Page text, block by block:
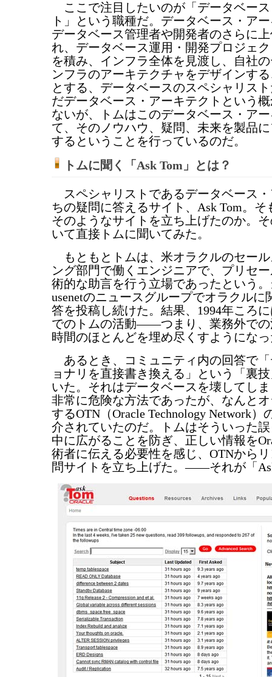
ここで注目したいのが「データベー
ト」という職種だ。データベース・ア
データベース管理者や開発者のさらに
れ、データベース運用・開発プロジェ
を積み、インフラ全体を見渡し、自社
ンフラのアーキテクチャをデザインす
とする、データベースのスペシャリス
だデータベース・アーキテクトという
ないが、トムはこのデータベース・ア
て、そのノウハウ、疑問、未来を製品
するということを行っているのだ。
トムに聞く「Ask Tom」とは？
スペシャリストであるデータベース
ちの疑問に答えるサイト、Ask Tom。そ
そのようなサイトを立ち上げたのか。
いて直接トムに聞いてみた。
もともとトムは、米オラクルのセー
ング部門で働くエンジニアで、プリセ
術的な助言を行う立場であったという
usenetのニュースグループでオラクルに
答を投稿し続けた。結果、1994年ころ
でのトムの活動――つまり、業務外で
時間のほとんどを埋め尽くすようにな
あるとき、コミュニティ内の回答で
ョナリを直接書き換える」という「裏
いた。それはデータベースを壊してし
非常に危険な方法であったが、なんと
するOTN（Oracle Technology Network）
介されていたのだ。トムはそういった
中に広がることを防ぎ、正しい情報を
術者に伝える必要性を感じ、OTNから
問サイトを立ち上げた。――それが「